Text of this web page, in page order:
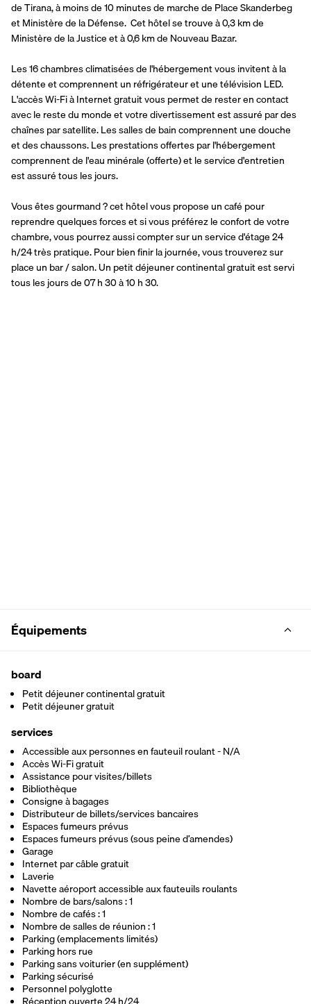
de Tirana, à moins de 10 minutes de marche de Place Skanderbeg
et Ministère de la Défense.  Cet hôtel se trouve à 0,3 km de
Ministère de la Justice et à 0,6 km de Nouveau Bazar.
Les 16 chambres climatisées de l'hébergement vous invitent à la
détente et comprennent un réfrigérateur et une télévision LED.
L'accès Wi-Fi à Internet gratuit vous permet de rester en contact
avec le reste du monde et votre divertissement est assuré par des
chaînes par satellite. Les salles de bain comprennent une douche
et des chaussons. Les prestations offertes par l'hébergement
comprennent de l'eau minérale (offerte) et le service d'entretien
est assuré tous les jours.
Vous êtes gourmand ? cet hôtel vous propose un café pour
reprendre quelques forces et si vous préférez le confort de votre
chambre, vous pourrez aussi compter sur un service d'étage 24
h/24 très pratique. Pour bien finir la journée, vous trouverez sur
place un bar / salon. Un petit déjeuner continental gratuit est servi
tous les jours de 07 h 30 à 10 h 30.
Équipements
board
Petit déjeuner continental gratuit
Petit déjeuner gratuit
services
Accessible aux personnes en fauteuil roulant - N/A
Accès Wi-Fi gratuit
Assistance pour visites/billets
Bibliothèque
Consigne à bagages
Distributeur de billets/services bancaires
Espaces fumeurs prévus
Espaces fumeurs prévus (sous peine d’amendes)
Garage
Internet par câble gratuit
Laverie
Navette aéroport accessible aux fauteuils roulants
Nombre de bars/salons : 1
Nombre de cafés : 1
Nombre de salles de réunion : 1
Parking (emplacements limités)
Parking hors rue
Parking sans voiturier (en supplément)
Parking sécurisé
Personnel polyglotte